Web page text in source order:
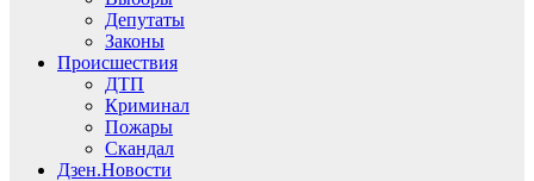
Депутаты
Законы
Происшествия
ДТП
Криминал
Пожары
Скандал
Дзен.Новости